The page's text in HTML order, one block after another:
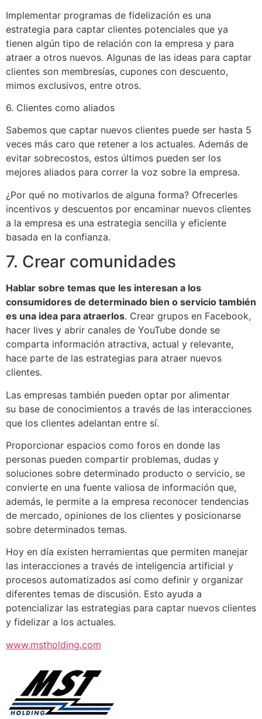
Implementar programas de fidelización es una
estrategia para captar clientes potenciales que ya
tienen algún tipo de relación con la empresa y para
atraer a otros nuevos. Algunas de las ideas para captar
clientes son membresías, cupones con descuento,
mimos exclusivos, entre otros.
6. Clientes como aliados
Sabemos que captar nuevos clientes puede ser hasta 5
veces más caro que retener a los actuales. Además de
evitar sobrecostos, estos últimos pueden ser los
mejores aliados para correr la voz sobre la empresa.
¿Por qué no motivarlos de alguna forma? Ofrecerles
incentivos y descuentos por encaminar nuevos clientes
a la empresa es una estrategia sencilla y eficiente
basada en la confianza.
7. Crear comunidades
Hablar sobre temas que les interesan a los
consumidores de determinado bien o servicio también
es una idea para atraerlos. Crear grupos en Facebook,
hacer lives y abrir canales de YouTube donde se
comparta información atractiva, actual y relevante,
hace parte de las estrategias para atraer nuevos
clientes.
Las empresas también pueden optar por alimentar
su base de conocimientos a través de las interacciones
que los clientes adelantan entre sí.
Proporcionar espacios como foros en donde las
personas pueden compartir problemas, dudas y
soluciones sobre determinado producto o servicio, se
convierte en una fuente valiosa de información que,
además, le permite a la empresa reconocer tendencias
de mercado, opiniones de los clientes y posicionarse
sobre determinados temas.
Hoy en día existen herramientas que permiten manejar
las interacciones a través de inteligencia artificial y
procesos automatizados así como definir y organizar
diferentes temas de discusión. Esto ayuda a
potencializar las estrategias para captar nuevos clientes
y fidelizar a los actuales.
www.mstholding.com